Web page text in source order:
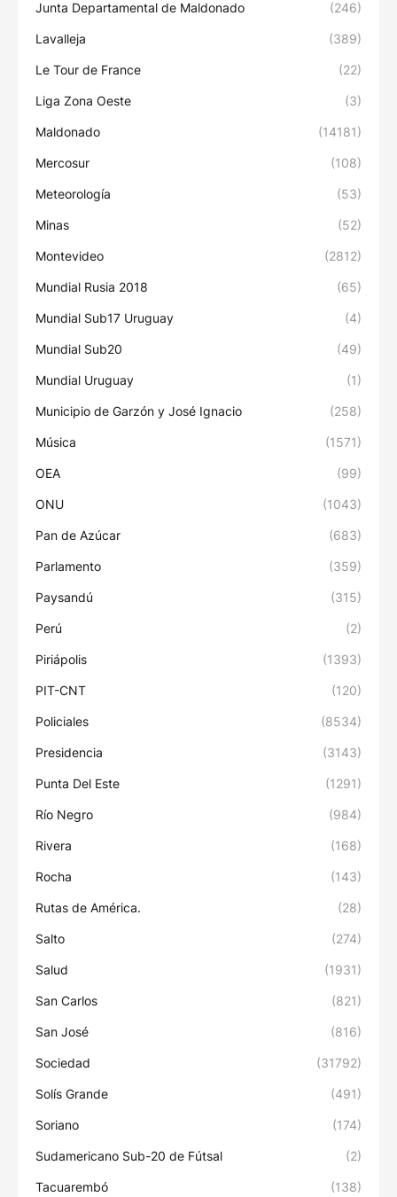
Junta Departamental de Maldonado (246)
Lavalleja (389)
Le Tour de France (22)
Liga Zona Oeste (3)
Maldonado (14181)
Mercosur (108)
Meteorología (53)
Minas (52)
Montevideo (2812)
Mundial Rusia 2018 (65)
Mundial Sub17 Uruguay (4)
Mundial Sub20 (49)
Mundial Uruguay (1)
Municipio de Garzón y José Ignacio (258)
Música (1571)
OEA (99)
ONU (1043)
Pan de Azúcar (683)
Parlamento (359)
Paysandú (315)
Perú (2)
Piriápolis (1393)
PIT-CNT (120)
Policiales (8534)
Presidencia (3143)
Punta Del Este (1291)
Río Negro (984)
Rivera (168)
Rocha (143)
Rutas de América. (28)
Salto (274)
Salud (1931)
San Carlos (821)
San José (816)
Sociedad (31792)
Solís Grande (491)
Soriano (174)
Sudamericano Sub-20 de Fútsal (2)
Tacuarembó (138)